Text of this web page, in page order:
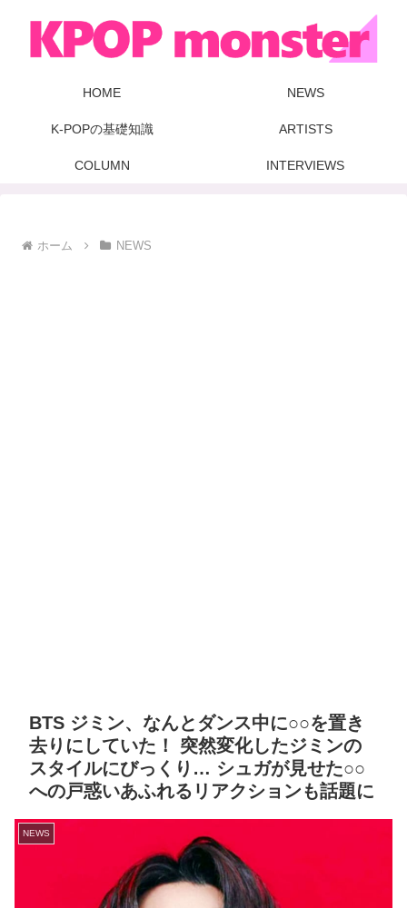
HOME NEWS
K-POPの基礎知識 ARTISTS
COLUMN INTERVIEWS
ホーム NEWS
BTS ジミン、なんとダンス中に○○を置き
去りにしていた！ 突然変化したジミンの
スタイルにびっくり… シュガが見せた○○
への戸惑いあふれるリアクションも話題に
NEWS